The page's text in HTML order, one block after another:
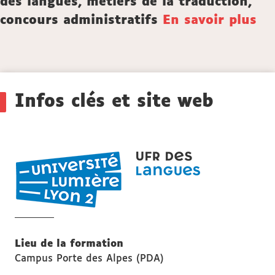
concours administratifs
En savoir plus
Infos clés et site web
LANGUES
Lieu de la formation
Campus Porte des Alpes (PDA)